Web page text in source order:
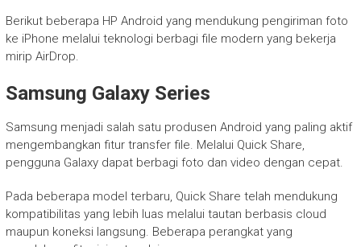
Berikut beberapa HP Android yang mendukung pengiriman foto
ke iPhone melalui teknologi berbagi file modern yang bekerja
mirip AirDrop.
Samsung Galaxy Series
Samsung menjadi salah satu produsen Android yang paling aktif
mengembangkan fitur transfer file. Melalui Quick Share,
pengguna Galaxy dapat berbagi foto dan video dengan cepat.
Pada beberapa model terbaru, Quick Share telah mendukung
kompatibilitas yang lebih luas melalui tautan berbasis cloud
maupun koneksi langsung. Beberapa perangkat yang